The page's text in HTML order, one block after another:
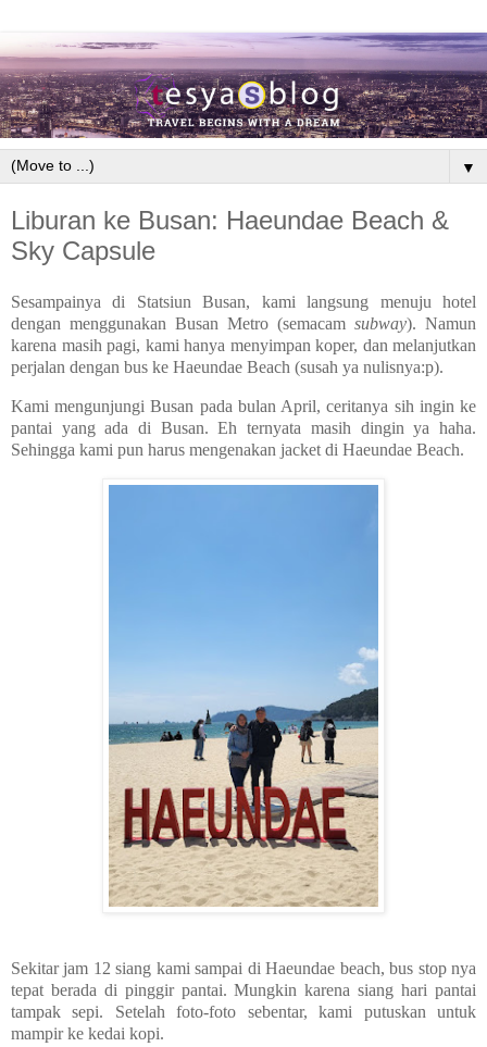
▼
Liburan ke Busan: Haeundae Beach &
Sky Capsule
Sesampainya di Statsiun Busan, kami langsung menuju hotel
dengan menggunakan Busan Metro (semacam subway). Namun
karena masih pagi, kami hanya menyimpan koper, dan melanjutkan
perjalan dengan bus ke Haeundae Beach (susah ya nulisnya:p).
Kami mengunjungi Busan pada bulan April, ceritanya sih ingin ke
pantai yang ada di Busan. Eh ternyata masih dingin ya haha.
Sehingga kami pun harus mengenakan jacket di Haeundae Beach.
Sekitar jam 12 siang kami sampai di Haeundae beach, bus stop nya
tepat berada di pinggir pantai. Mungkin karena siang hari pantai
tampak sepi. Setelah foto-foto sebentar, kami putuskan untuk
mampir ke kedai kopi.